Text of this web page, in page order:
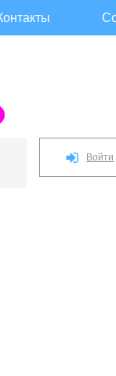
Войти